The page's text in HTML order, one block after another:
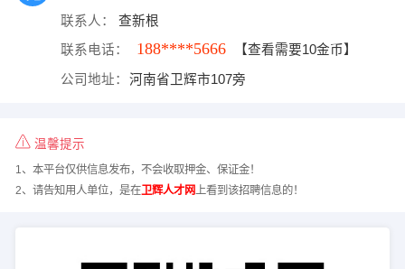
联系人： 查新根
联系电话： 188****5666 【查看需要10金币】
公司地址： 河南省卫辉市107旁
温馨提示
1、本平台仅供信息发布，不会收取押金、保证金！
2、请告知用人单位，是在卫辉人才网 上看到该招聘信息的！